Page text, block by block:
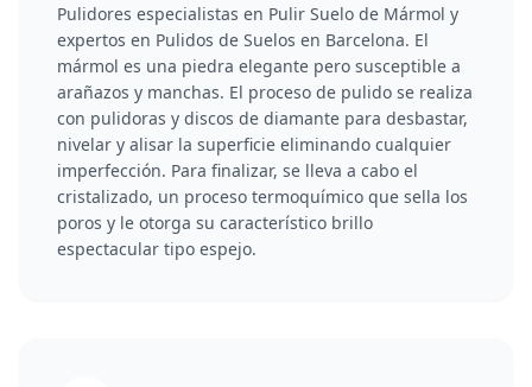
Pulidores especialistas en Pulir Suelo de Mármol y
expertos en Pulidos de Suelos en Barcelona. El
mármol es una piedra elegante pero susceptible a
arañazos y manchas. El proceso de pulido se realiza
con pulidoras y discos de diamante para desbastar,
nivelar y alisar la superficie eliminando cualquier
imperfección. Para finalizar, se lleva a cabo el
cristalizado, un proceso termoquímico que sella los
poros y le otorga su característico brillo
espectacular tipo espejo.